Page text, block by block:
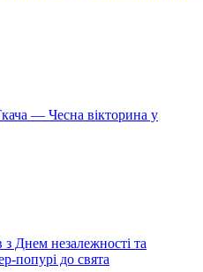
— Чесна вікторина у
з Днем незалежності та
попурі до свята